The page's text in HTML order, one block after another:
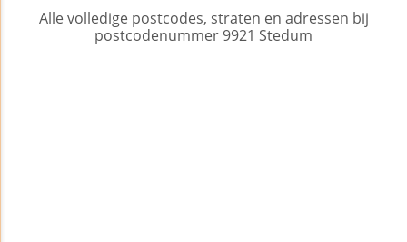
Alle volledige postcodes, straten en adressen bij
postcodenummer 9921 Stedum